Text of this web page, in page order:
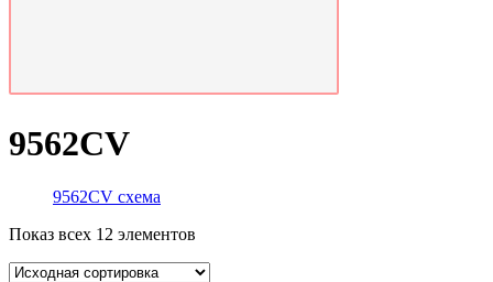
9562CV
9562CV схема
Показ всех 12 элементов